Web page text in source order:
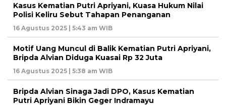
Kasus Kematian Putri Apriyani, Kuasa Hukum Nilai
Polisi Keliru Sebut Tahapan Penanganan
16 Agustus 2025 | 5:43 am WIB
Motif Uang Muncul di Balik Kematian Putri Apriyani,
Bripda Alvian Diduga Kuasai Rp 32 Juta
16 Agustus 2025 | 5:38 am WIB
Bripda Alvian Sinaga Jadi DPO, Kasus Kematian
Putri Apriyani Bikin Geger Indramayu